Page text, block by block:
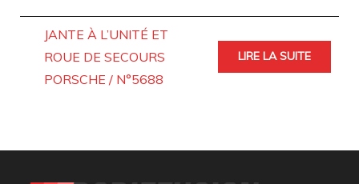
Atelier mécanique
Contact
JANTE À L’UNITÉ ET
ROUE DE SECOURS
PORSCHE / N°5688
LIRE LA SUITE